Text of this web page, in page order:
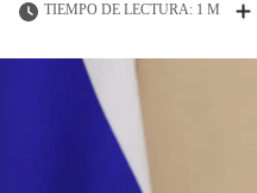
TIEMPO DE LECTURA: 1 M